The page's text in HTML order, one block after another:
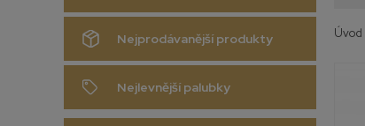
Nejprodávanější produkty
Nejlevnější palubky
Úvod